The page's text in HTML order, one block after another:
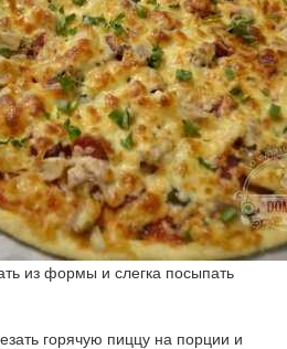
из формы и слегка посыпать
горячую пиццу на порции и